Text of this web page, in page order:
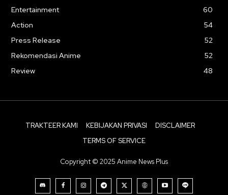
Entertainment
60
Action
54
Press Release
52
Rekomendasi Anime
52
Review
48
TRAKTEER KAMI KEBIJAKAN PRIVASI
DISCLAIMER
TERMS OF SERVICE
Copyright © 2025 Anime News Plus